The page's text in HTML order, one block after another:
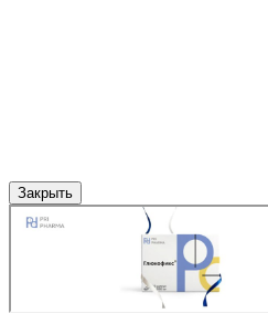
Закрыть